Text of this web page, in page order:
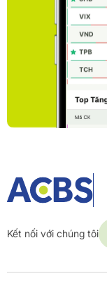
Kết nối với chúng tôi